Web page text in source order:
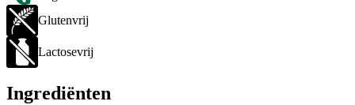
Glutenvrij
Lactosevrij
Ingrediënten